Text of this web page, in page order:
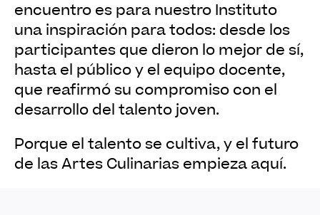
encuentro es para nuestro Instituto
una inspiración para todos: desde los
participantes que dieron lo mejor de sí,
hasta el público y el equipo docente,
que reafirmó su compromiso con el
desarrollo del talento joven.
Porque el talento se cultiva, y el futuro
de las Artes Culinarias empieza aquí.